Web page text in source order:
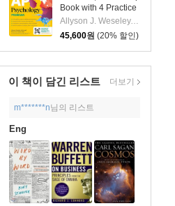
Book with 4 Practice
Tests +
Comprehensive
Review + Online
Practice
Allyson J. Weseley, Robert McEntarffer
45,600원 (20% 할인)
이 책이 담긴 리스트 더보기
m*******n님의 리스트
Eng